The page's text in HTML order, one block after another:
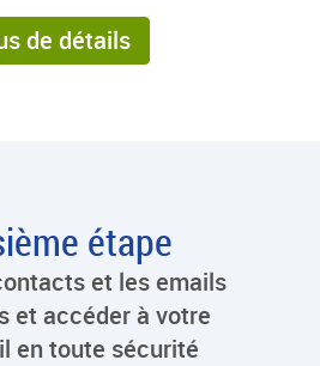
de détails
étape
et les emails
et accéder à votre
en toute sécurité